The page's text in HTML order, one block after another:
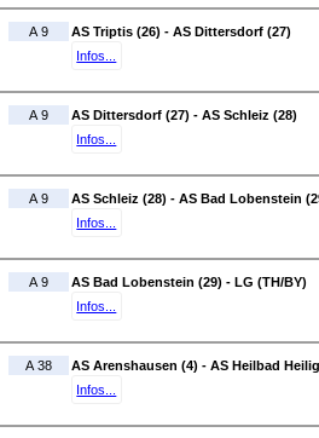
A 9
AS Triptis (26) - AS Dittersdorf (27)
Infos...
A 9
AS Dittersdorf (27) - AS Schleiz (28)
Infos...
A 9
AS Schleiz (28) - AS Bad Lobenstein
Infos...
A 9
AS Bad Lobenstein (29) - LG (TH/BY)
Infos...
A 38
AS Arenshausen (4) - AS Heilbad
Infos...